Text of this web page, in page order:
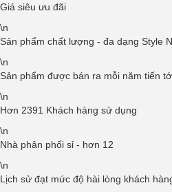
Giá siêu ưu đãi
\n
Sản phẩm chất lượng - đa dạng Style
\n
Sản phẩm được bán ra mỗi năm tiến
\n
Hơn 2391 Khách hàng sử dụng
\n
Nhà phân phối sỉ - hơn 12
\n
Lịch sử đạt mức độ hài lòng khách